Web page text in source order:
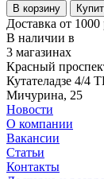
В корзину
Доставка от
В наличии в
3 магазинах
Красный
Кутателадзе 4/4
Мичурина, 25
Новости
О компании
Вакансии
Статьи
Контакты